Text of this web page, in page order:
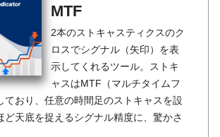
MTF
2本のストキャスティクスのク
ロスでシグナル（矢印）を表
示してくれるツール。ストキ
ャスはMTF（マルチタイムフ
ており、任意の時間足のストキャスを設
ど天底を捉えるシグナル精度に、驚かさ